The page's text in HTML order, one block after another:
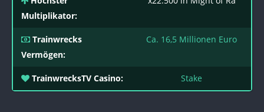
Multiplikator:
Trainwrecks
Vermögen:
Ca. 16,5 Millionen Euro
TrainwrecksTV Casino: Stake